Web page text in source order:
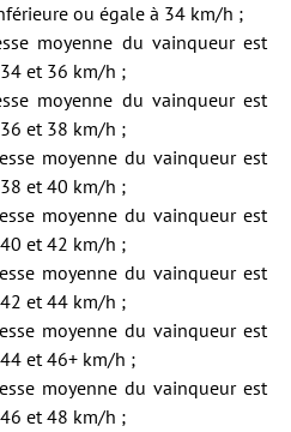
ou égale à 34 km/h ;
moyenne du vainqueur est
et 36 km/h ;
moyenne du vainqueur est
et 38 km/h ;
moyenne du vainqueur est
et 40 km/h ;
moyenne du vainqueur est
et 42 km/h ;
moyenne du vainqueur est
et 44 km/h ;
moyenne du vainqueur est
et 46+ km/h ;
moyenne du vainqueur est
et 48 km/h ;